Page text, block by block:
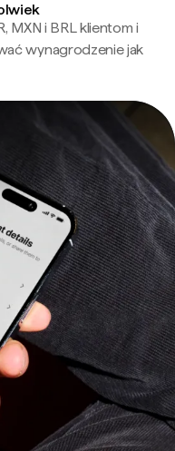
MXN i BRL klientom i
wynagrodzenie jak